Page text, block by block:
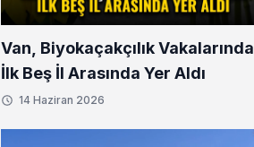
Van, Biyokaçakçılık Vakalarında
İlk Beş İl Arasında Yer Aldı
14 Haziran 2026